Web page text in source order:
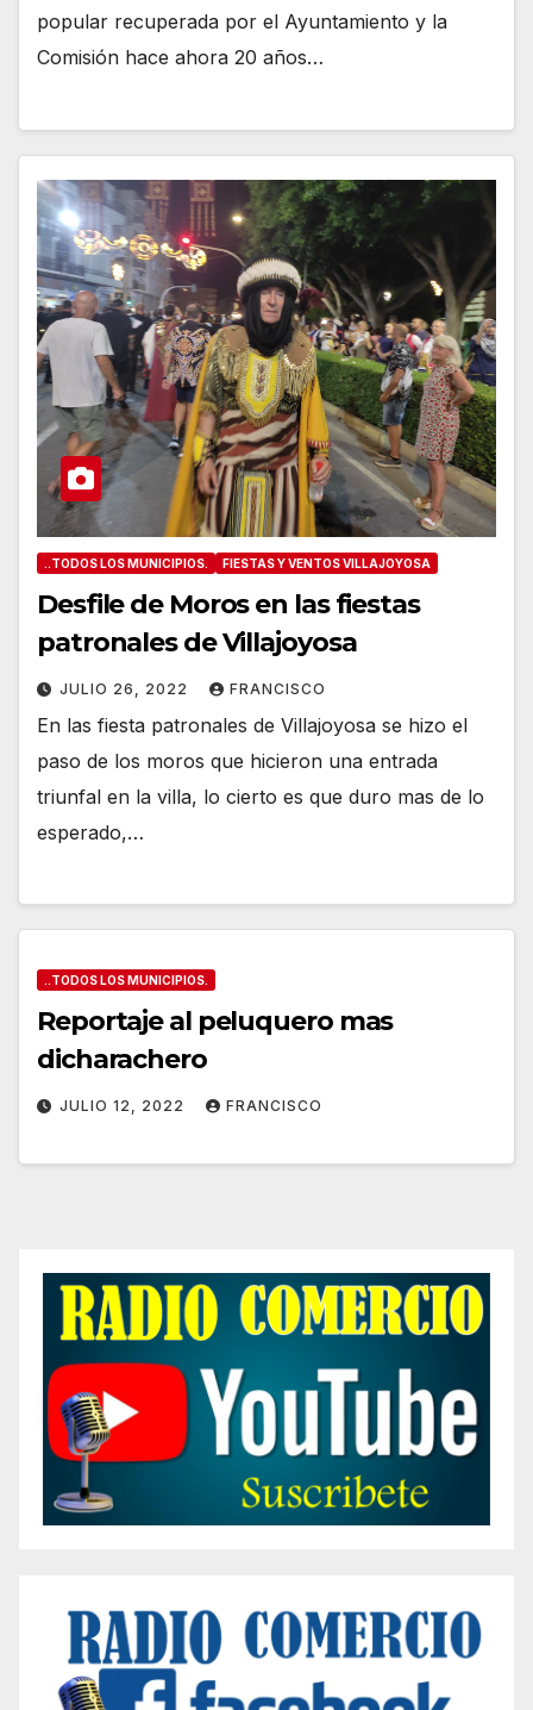
popular recuperada por el Ayuntamiento y la
Comisión hace ahora 20 años…
..TODOS LOS MUNICIPIOS. FIESTAS Y VENTOS VILLAJOYOSA
Desfile de Moros en las fiestas
patronales de Villajoyosa
JULIO 26, 2022 FRANCISCO
En las fiesta patronales de Villajoyosa se hizo el
paso de los moros que hicieron una entrada
triunfal en la villa, lo cierto es que duro mas de lo
esperado,…
..TODOS LOS MUNICIPIOS.
Reportaje al peluquero mas
dicharachero
JULIO 12, 2022 FRANCISCO